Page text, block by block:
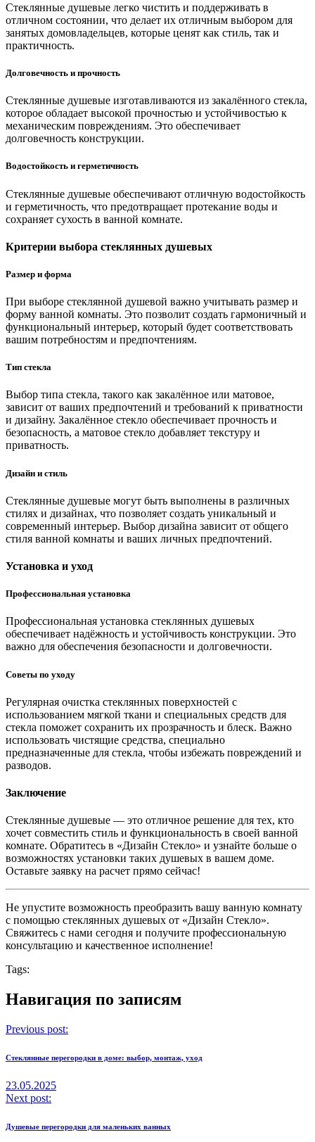
Стеклянные душевые легко чистить и поддерживать в
отличном состоянии, что делает их отличным выбором для
занятых домовладельцев, которые ценят как стиль, так и
практичность.
Долговечность и прочность
Стеклянные душевые изготавливаются из закалённого стекла,
которое обладает высокой прочностью и устойчивостью к
механическим повреждениям. Это обеспечивает
долговечность конструкции.
Водостойкость и герметичность
Стеклянные душевые обеспечивают отличную водостойкость
и герметичность, что предотвращает протекание воды и
сохраняет сухость в ванной комнате.
Критерии выбора стеклянных душевых
Размер и форма
При выборе стеклянной душевой важно учитывать размер и
форму ванной комнаты. Это позволит создать гармоничный и
функциональный интерьер, который будет соответствовать
вашим потребностям и предпочтениям.
Тип стекла
Выбор типа стекла, такого как закалённое или матовое,
зависит от ваших предпочтений и требований к приватности
и дизайну. Закалённое стекло обеспечивает прочность и
безопасность, а матовое стекло добавляет текстуру и
приватность.
Дизайн и стиль
Стеклянные душевые могут быть выполнены в различных
стилях и дизайнах, что позволяет создать уникальный и
современный интерьер. Выбор дизайна зависит от общего
стиля ванной комнаты и ваших личных предпочтений.
Установка и уход
Профессиональная установка
Профессиональная установка стеклянных душевых
обеспечивает надёжность и устойчивость конструкции. Это
важно для обеспечения безопасности и долговечности.
Советы по уходу
Регулярная очистка стеклянных поверхностей с
использованием мягкой ткани и специальных средств для
стекла поможет сохранить их прозрачность и блеск. Важно
использовать чистящие средства, специально
предназначенные для стекла, чтобы избежать повреждений и
разводов.
Заключение
Стеклянные душевые — это отличное решение для тех, кто
хочет совместить стиль и функциональность в своей ванной
комнате. Обратитесь в «Дизайн Стекло» и узнайте больше о
возможностях установки таких душевых в вашем доме.
Оставьте заявку на расчет прямо сейчас!
Не упустите возможность преобразить вашу ванную комнату
с помощью стеклянных душевых от «Дизайн Стекло».
Свяжитесь с нами сегодня и получите профессиональную
консультацию и качественное исполнение!
Tags:
Навигация по записям
Previous post:
Стеклянные перегородки в доме: выбор, монтаж, уход
23.05.2025
Next post:
Душевые перегородки для маленьких ванных